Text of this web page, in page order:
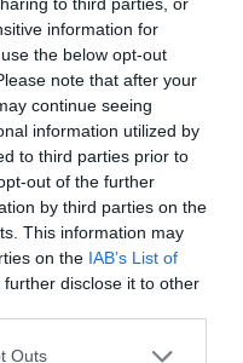
information for
the below opt-out
note that after your
continue seeing
information utilized by
to third parties prior to
out of the further
by third parties on the
This information may
on the IAB’s List of
further disclose it to other
Outs